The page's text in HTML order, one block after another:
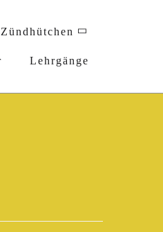
Zündhütchen
Lehrgänge